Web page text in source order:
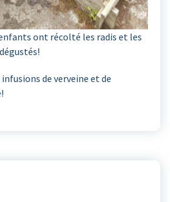
ont récolté les radis et les
de verveine et de